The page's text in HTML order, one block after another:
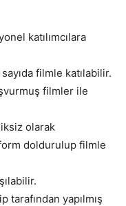
katılımcılara
filmle katılabilir.
filmler ile
olarak
doldurulup filmle
tarafından yapılmış